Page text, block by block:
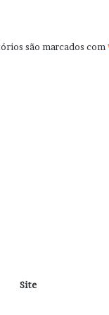
são marcados com
Site